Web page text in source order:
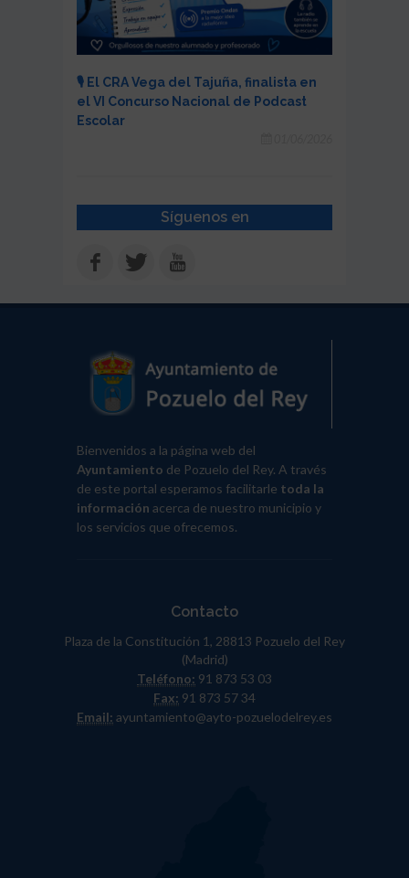
🎙️ El CRA Vega del Tajuña, finalista en
el VI Concurso Nacional de Podcast
Escolar
Síguenos en
Bienvenidos a la página web del
Ayuntamiento de Pozuelo del Rey. A través
de este portal esperamos facilitarle toda la
información acerca de nuestro municipio y
los servicios que ofrecemos.
Contacto
Plaza de la Constitución 1, 28813 Pozuelo del Rey
(Madrid)
Teléfono: 91 873 53 03
Fax: 91 873 57 34
Email: ayuntamiento@ayto-pozuelodelrey.es